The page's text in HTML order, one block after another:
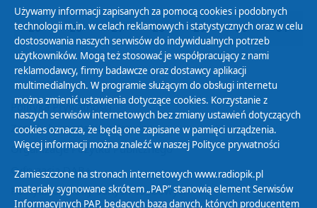
25 26 27 28 29 30 31
Polityka Prywatności
Zasady korzystania z Serwisu
Organizacje Pożytku Publicznego
Cyfryzacja DAB+
Polityka ochrony danych osobowych
Używamy informacji zapisanych za pomocą cookies i podobnych
technologii m.in. w celach reklamowych i statystycznych oraz w celu
dostosowania naszych serwisów do indywidualnych potrzeb
użytkowników. Mogą też stosować je współpracujący z nami
reklamodawcy, firmy badawcze oraz dostawcy aplikacji
multimedialnych. W programie służącym do obsługi internetu
można zmienić ustawienia dotyczące cookies. Korzystanie z
naszych serwisów internetowych bez zmiany ustawień dotyczących
cookies oznacza, że będą one zapisane w pamięci urządzenia.
Więcej informacji można znaleźć w naszej Polityce prywatności
Zamieszczone na stronach internetowych www.radiopik.pl
materiały sygnowane skrótem „PAP” stanowią element Serwisów
Informacyjnych PAP, będących bazą danych, których producentem